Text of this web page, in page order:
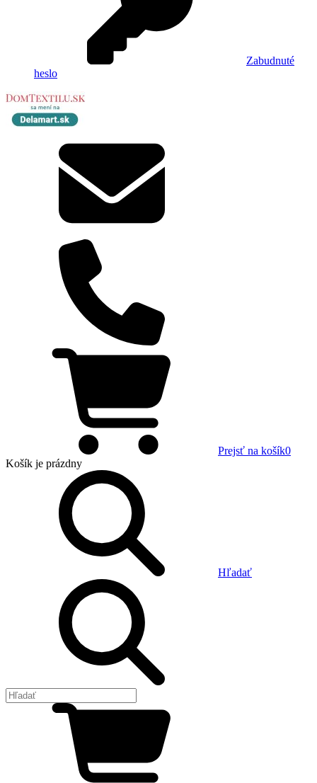
Zabudnuté
heslo
Prejsť na košík0
Košík je prázdny
Hľadať